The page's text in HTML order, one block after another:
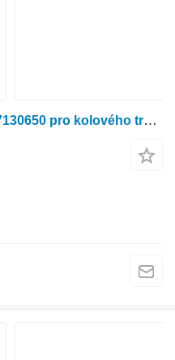
Hydraulický válec Case IH 47130650 pro kolového traktoru Case MXU 135